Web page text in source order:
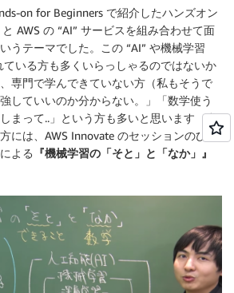
on for Beginners で紹介したハンズオン
AWS の “AI” サービスを組み合わせて面
うテーマでした。この “AI” や機械学習
ている方も多くいらっしゃるのではないか
専門で学んできていない方（私もそうで
していいのか分からない。」「数学使う
まって..」という方も多いと思います（私
には、AWS Innovate のセッションのひと
よる 『機械学習の「そと」と「なか」』